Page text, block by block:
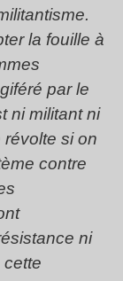
la fouille à
par le
ni militant ni
si on
contre
ni
cette